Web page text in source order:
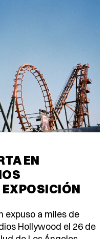
EN
expuso a miles de
Hollywood el 26 de